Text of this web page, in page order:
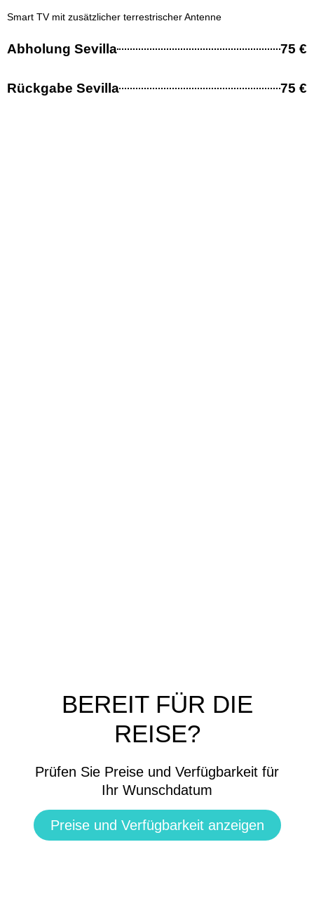
Smart TV mit zusätzlicher terrestrischer Antenne
Abholung Sevilla 75 €
Rückgabe Sevilla 75 €
BEREIT FÜR DIE
REISE?
Prüfen Sie Preise und Verfügbarkeit für
Ihr Wunschdatum
Preise und Verfügbarkeit anzeigen